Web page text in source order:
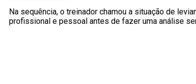
Na sequência, o treinador chamou a situação de
profissional e pessoal antes de fazer uma análise